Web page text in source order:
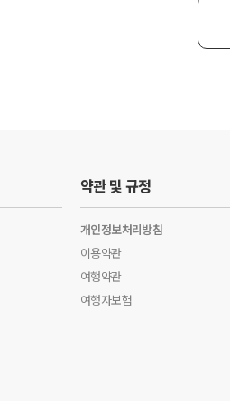
약관 및 규정
개인정보처리방침
이용약관
여행약관
여행자보험